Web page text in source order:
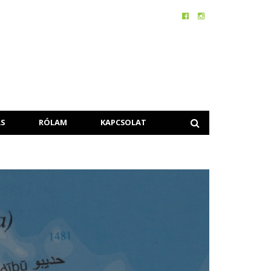
RÓLAM KAPCSOLAT